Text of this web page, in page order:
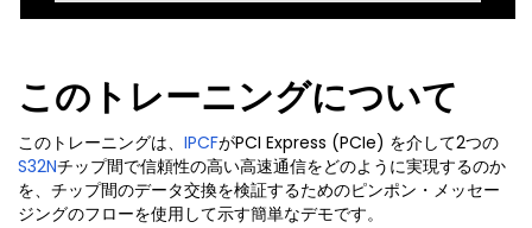
このトレーニングについて
このトレーニングは、 IPCFがPCI Express (PCIe) を介して2つの
S32Nチップ間で信頼性の高い高速通信をどのように実現するのか
を、チップ間のデータ交換を検証するためのピンポン・メッセー
ジングのフローを使用して示す簡単なデモです。